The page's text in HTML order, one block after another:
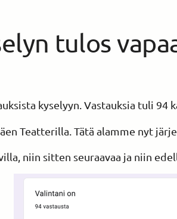
tulos
kyselyyn. Vastauksia tuli
Teatterilla. Tätä alamme nyt
niin sitten seuraavaa ja niin